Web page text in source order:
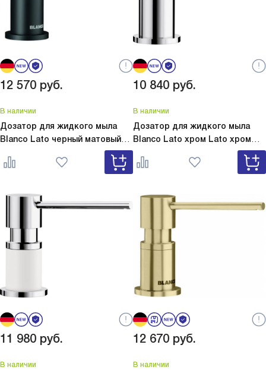
12 570 руб.
В наличии
Дозатор для жидкого мыла
Blanco Lato черный матовый
Lato черный матовый 525789
10 840 руб.
В наличии
Дозатор для жидкого мыла
Blanco Lato хром Lato хром
11 980 руб.
В наличии
12 670 руб.
В наличии